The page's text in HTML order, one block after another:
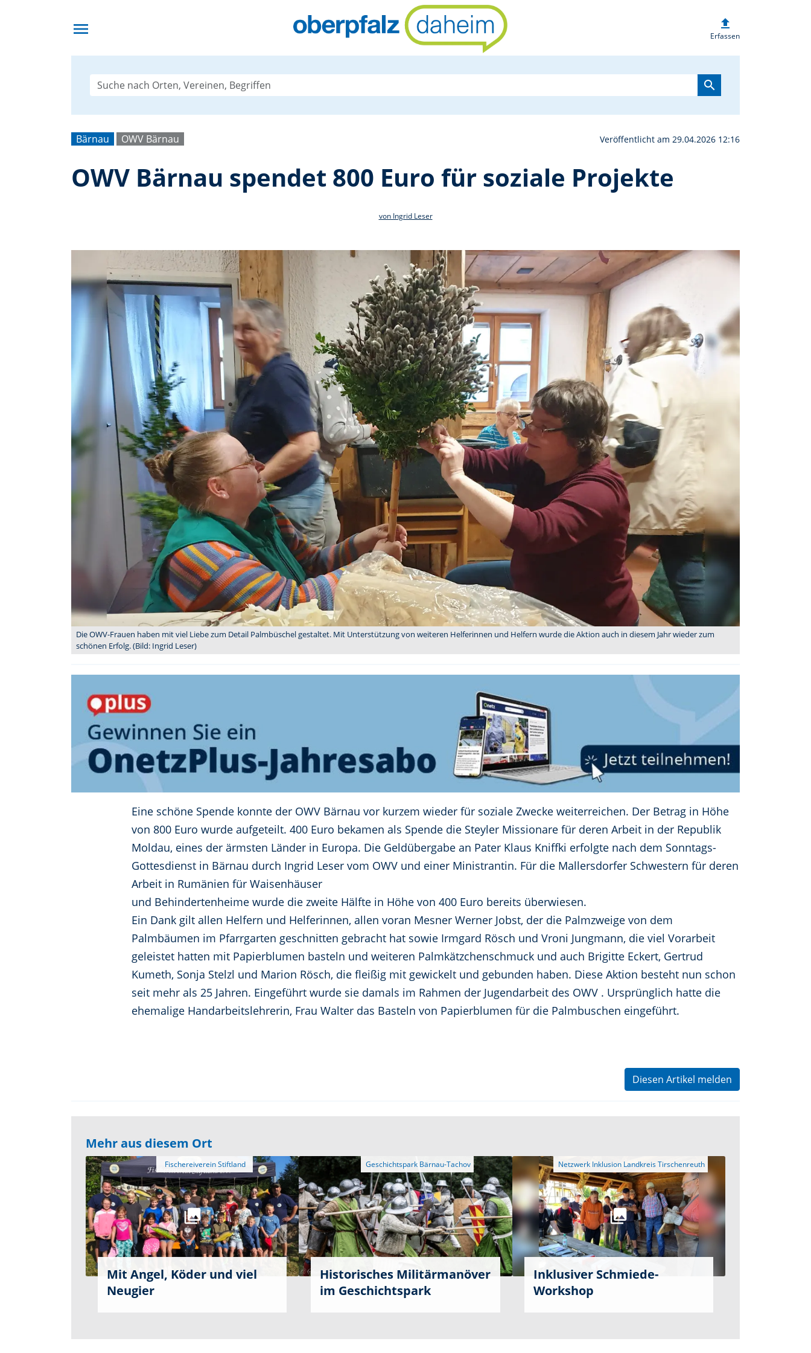
menu OWV Bärnau spendet 800 Euro für
upload
Erfassen
search
Bärnau OWV Bärnau Veröffentlicht am 29.04.2026 12:16
OWV Bärnau spendet 800 Euro für soziale Projekte
von Ingrid Leser
Die OWV-Frauen haben mit viel Liebe zum Detail Palmbüschel gestaltet. Mit Unterstützung von weiteren Helferinnen und Helfern wurde die Aktion auch in diesem Jahr wieder zum
schönen Erfolg. (Bild: Ingrid Leser)
Eine schöne Spende konnte der OWV Bärnau vor kurzem wieder für soziale Zwecke weiterreichen. Der Betrag in Höhe
von 800 Euro wurde aufgeteilt. 400 Euro bekamen als Spende die Steyler Missionare für deren Arbeit in der Republik
Moldau, eines der ärmsten Länder in Europa. Die Geldübergabe an Pater Klaus Kniffki erfolgte nach dem Sonntags-
Gottesdienst in Bärnau durch Ingrid Leser vom OWV und einer Ministrantin. Für die Mallersdorfer Schwestern für deren
Arbeit in Rumänien für Waisenhäuser
und Behindertenheime wurde die zweite Hälfte in Höhe von 400 Euro bereits überwiesen.
Ein Dank gilt allen Helfern und Helferinnen, allen voran Mesner Werner Jobst, der die Palmzweige von dem
Palmbäumen im Pfarrgarten geschnitten gebracht hat sowie Irmgard Rösch und Vroni Jungmann, die viel Vorarbeit
geleistet hatten mit Papierblumen basteln und weiteren Palmkätzchenschmuck und auch Brigitte Eckert, Gertrud
Kumeth, Sonja Stelzl und Marion Rösch, die fleißig mit gewickelt und gebunden haben. Diese Aktion besteht nun schon
seit mehr als 25 Jahren. Eingeführt wurde sie damals im Rahmen der Jugendarbeit des OWV . Ursprünglich hatte die
ehemalige Handarbeitslehrerin, Frau Walter das Basteln von Papierblumen für die Palmbuschen eingeführt.
Diesen Artikel melden
Mehr aus diesem Ort
Mit Angel, Köder und viel
Neugier
Historisches Militärmanöver
im Geschichtspark
Inklusiver Schmiede-
Workshop